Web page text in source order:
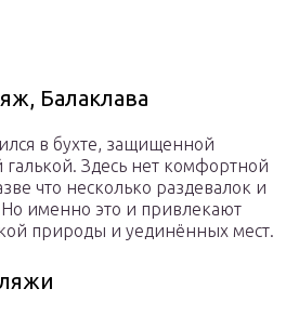
Балаклава
в бухте, защищенной
Здесь нет комфортной
что несколько раздевалок и
Но именно это и привлекают
природы и уединённых мест.